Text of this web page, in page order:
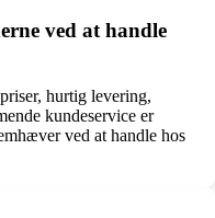
ved at handle
hurtig levering,
kundeservice er
ved at handle hos